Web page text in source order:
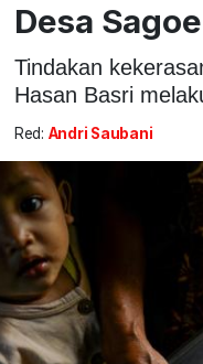
Desa Sagoe
Tindakan
Hasan Basri
Red: Andri Saubani